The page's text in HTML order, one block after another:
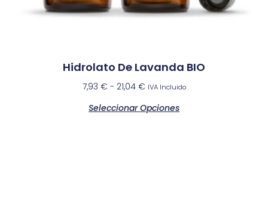
Hidrolato De Lavanda BIO
7,93 € - 21,04 € IVA Incluido
Seleccionar Opciones